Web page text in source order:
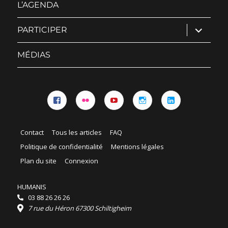
L’AGENDA
PARTICIPER ouvrir
le
sous-
MÉDIAS
Contact Tous les articles
FAQ
Politique de confidentialité
Mentions légales
Plan du site
Connexion
HUMANIS
03 88 26 26 26
7 rue du Héron 67300 Schiltigheim